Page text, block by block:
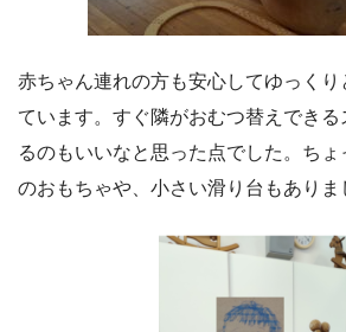
赤ちゃん連れの方も安心してゆっくり
ています。すぐ隣がおむつ替えでき
るのもいいなと思った点でした。ち
のおもちゃや、小さい滑り台もありま